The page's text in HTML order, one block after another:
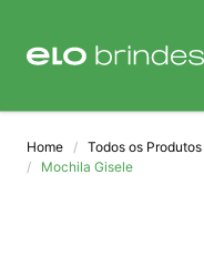
BLOG
Home Todos os Produtos
Mochila Gisele